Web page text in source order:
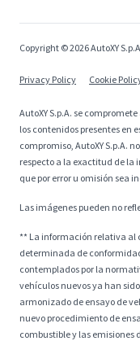
Copyright © 2026 AutoXY
Privacy Policy Cookie
AutoXY S.p.A. se
los contenidos presentes en
compromiso, AutoXY S.p.A.
respecto a la exactitud de la
que por error u omisión sea
Las imágenes pueden no
** La información relativa al
determinada de
contemplados por la
vehículos nuevos ya han
armonizado de ensayo de
nuevo procedimiento de
combustible y las emisiones